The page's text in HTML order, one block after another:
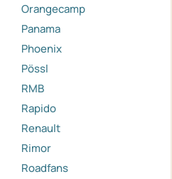
Orangecamp
Panama
Phoenix
Pössl
RMB
Rapido
Renault
Rimor
Roadfans